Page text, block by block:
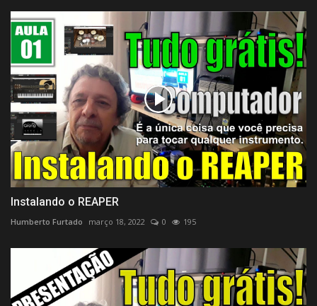
Instalando o REAPER
Humberto Furtado março 18, 2022 0 195